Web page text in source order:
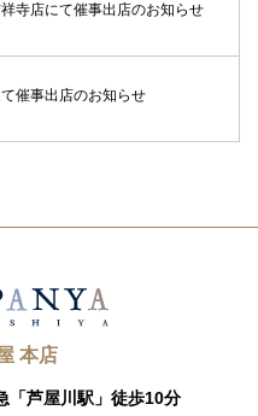
寺店にて催事出店のお知らせ
催事出店のお知らせ
本店
「芦屋川駅」徒歩10分